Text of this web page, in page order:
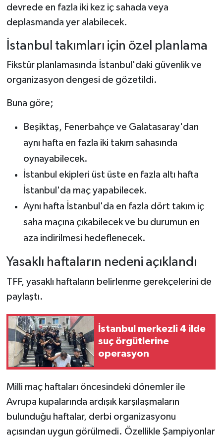
devrede en fazla iki kez iç sahada veya
deplasmanda yer alabilecek.
İstanbul takımları için özel planlama
Fikstür planlamasında İstanbul'daki güvenlik ve
organizasyon dengesi de gözetildi.
Buna göre;
Beşiktaş, Fenerbahçe ve Galatasaray'dan
aynı hafta en fazla iki takım sahasında
oynayabilecek.
İstanbul ekipleri üst üste en fazla altı hafta
İstanbul'da maç yapabilecek.
Aynı hafta İstanbul'da en fazla dört takım iç
saha maçına çıkabilecek ve bu durumun en
aza indirilmesi hedeflenecek.
Yasaklı haftaların nedeni açıklandı
TFF, yasaklı haftaların belirlenme gerekçelerini de
paylaştı.
İstanbul merkezli 4 ilde
suç örgütlerine
operasyon
Milli maç haftaları öncesindeki dönemler ile
Avrupa kupalarında ardışık karşılaşmaların
bulunduğu haftalar, derbi organizasyonu
açısından uygun görülmedi. Özellikle Şampiyonlar